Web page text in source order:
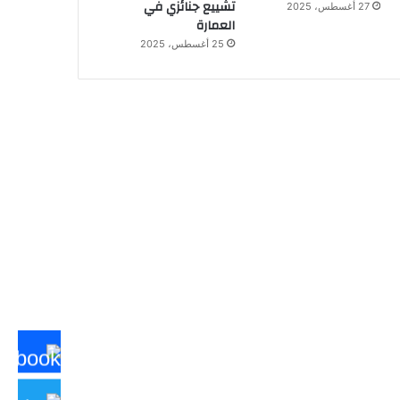
27 أغسطس، 2025
تشييع جنائزي في
العمارة
25 أغسطس، 2025